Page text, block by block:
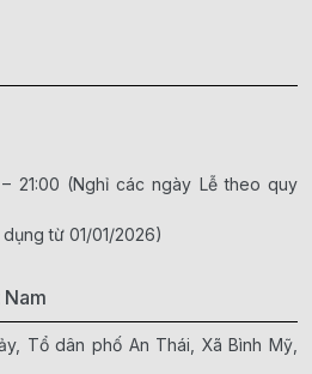
21:00 (Nghỉ các ngày Lễ theo quy
từ 01/01/2026)
Tổ dân phố An Thái, Xã Bình Mỹ,